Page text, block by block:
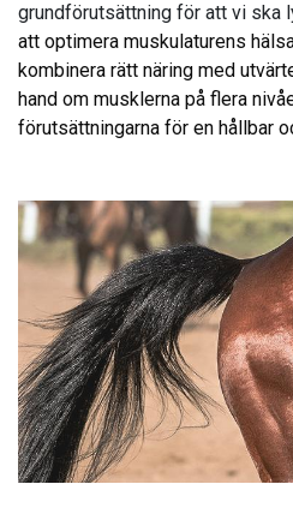
grundförutsättning för att vi ska
att optimera muskulaturens
kombinera rätt näring med
hand om musklerna på flera
förutsättningarna för en hållbar